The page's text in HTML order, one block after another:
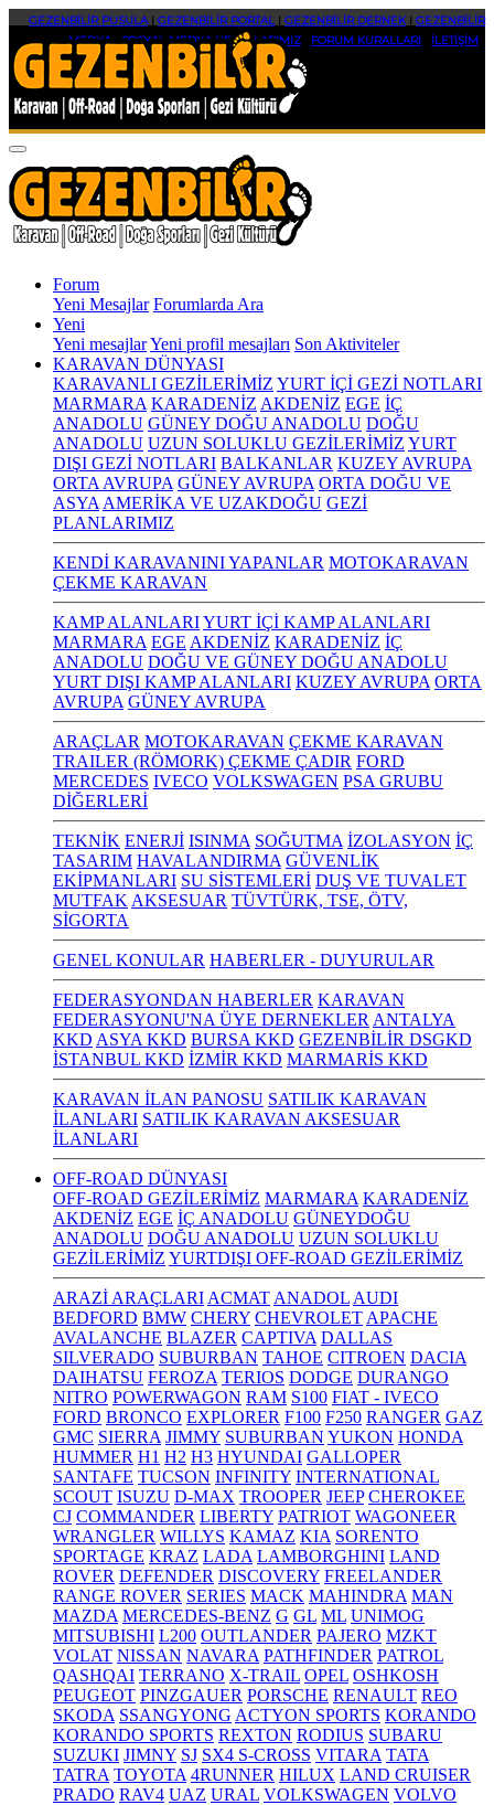
GEZENBİLİR PUSULA| GEZENBİLİR PORTAL| GEZENBİLİR DERNEK| GEZENBİLİR
MEDYA|SOSYAL MEDYA HESAPLARIMIZ FORUM KURALLARI İLETİŞİM
Forum
Yeni Mesajlar Forumlarda Ara
Yeni
Yeni mesajlarYeni profil mesajları Son Aktiviteler
KARAVAN DÜNYASI
KARAVANLI GEZİLERİMİZ YURT İÇİ GEZİ NOTLARI
MARMARA KARADENİZ AKDENİZ EGE İÇ
ANADOLU GÜNEY DOĞU ANADOLU DOĞU
ANADOLU UZUN SOLUKLU GEZİLERİMİZ YURT
DIŞI GEZİ NOTLARI BALKANLAR KUZEY AVRUPA
ORTA AVRUPA GÜNEY AVRUPA ORTA DOĞU VE
ASYA AMERİKA VE UZAKDOĞU GEZİ
PLANLARIMIZ
KENDİ KARAVANINI YAPANLAR MOTOKARAVAN
ÇEKME KARAVAN
KAMP ALANLARIYURT İÇİ KAMP ALANLARI
MARMARA EGE AKDENİZ KARADENİZ İÇ
ANADOLU DOĞU VE GÜNEY DOĞU ANADOLU
YURT DIŞI KAMP ALANLARI KUZEY AVRUPA ORTA
AVRUPA GÜNEY AVRUPA
ARAÇLAR MOTOKARAVAN ÇEKME KARAVAN
TRAILER (RÖMORK) ÇEKME ÇADIR FORD
MERCEDES IVECO VOLKSWAGEN PSA GRUBU
DİĞERLERİ
TEKNİK ENERJİ ISINMA SOĞUTMA İZOLASYON İÇ
TASARIM HAVALANDIRMA GÜVENLİK
EKİPMANLARI SU SİSTEMLERİ DUŞ VE TUVALET
MUTFAK AKSESUAR TÜVTÜRK, TSE, ÖTV,
SİGORTA
GENEL KONULAR HABERLER - DUYURULAR
FEDERASYONDAN HABERLER KARAVAN
FEDERASYONU'NA ÜYE DERNEKLER ANTALYA
KKD ASYA KKD BURSA KKD GEZENBİLİR DSGKD
İSTANBUL KKD İZMİR KKD MARMARİS KKD
KARAVAN İLAN PANOSU SATILIK KARAVAN
İLANLARI SATILIK KARAVAN AKSESUAR
İLANLARI
OFF-ROAD DÜNYASI
OFF-ROAD GEZİLERİMİZ MARMARA KARADENİZ
AKDENİZ EGE İÇ ANADOLU GÜNEYDOĞU
ANADOLU DOĞU ANADOLU UZUN SOLUKLU
GEZİLERİMİZ YURTDIŞI OFF-ROAD GEZİLERİMİZ
ARAZİ ARAÇLARI ACMAT ANADOL AUDI
BEDFORD BMW CHERY CHEVROLET APACHE
AVALANCHE BLAZER CAPTIVA DALLAS
SILVERADO SUBURBAN TAHOE CITROEN DACIA
DAIHATSU FEROZA TERIOS DODGE DURANGO
NITRO POWERWAGON RAM S100 FIAT - IVECO
FORD BRONCO EXPLORER F100 F250 RANGER GAZ
GMC SIERRA JIMMY SUBURBAN YUKON HONDA
HUMMER H1 H2 H3 HYUNDAI GALLOPER
SANTAFE TUCSON INFINITY INTERNATIONAL
SCOUT ISUZU D-MAX TROOPER JEEP CHEROKEE
CJ COMMANDER LIBERTY PATRIOT WAGONEER
WRANGLER WILLYS KAMAZ KIA SORENTO
SPORTAGE KRAZ LADA LAMBORGHINI LAND
ROVER DEFENDER DISCOVERY FREELANDER
RANGE ROVER SERIES MACK MAHINDRA MAN
MAZDA MERCEDES-BENZ G GL ML UNIMOG
MITSUBISHI L200 OUTLANDER PAJERO MZKT
VOLAT NISSAN NAVARA PATHFINDER PATROL
QASHQAI TERRANO X-TRAIL OPEL OSHKOSH
PEUGEOT PINZGAUER PORSCHE RENAULT REO
SKODA SSANGYONG ACTYON SPORTS KORANDO
KORANDO SPORTS REXTON RODIUS SUBARU
SUZUKI JIMNY SJ SX4 S-CROSS VITARA TATA
TATRA TOYOTA 4RUNNER HILUX LAND CRUISER
PRADO RAV4 UAZ URAL VOLKSWAGEN VOLVO